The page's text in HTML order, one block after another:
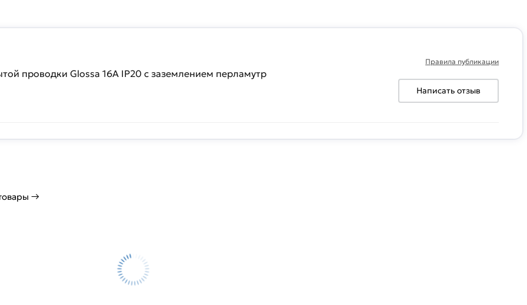
проводки Glossa 16А IP20 с заземлением перламутр
Правила публикации
Написать отзыв
→